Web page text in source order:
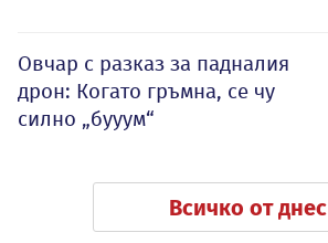
Овчар с разказ за падналия
дрон: Когато гръмна, се чу
силно „бууум“
Всичко от днес